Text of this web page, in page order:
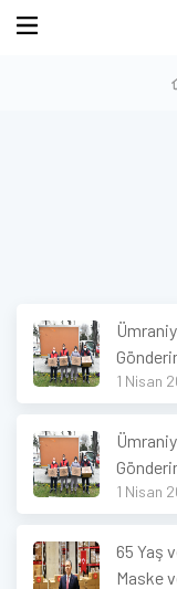
1 Nisan
1 Nisan
65 Yaş
Maske